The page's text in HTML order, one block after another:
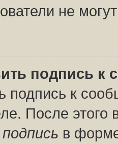
не
подпись к
подпись к
После
в